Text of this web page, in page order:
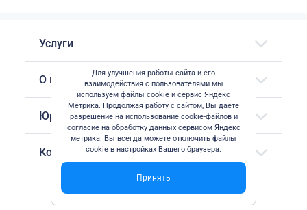
Услуги
О компании
Юридическая информация
Контактные данные
© ООО "СоцИнформТех" 2026
Для улучшения работы сайта и его
взаимодействия с пользователями мы
используем файлы cookie и сервис Яндекс
Метрика. Продолжая работу с сайтом, Вы даете
разрешение на использование cookie-файлов и
согласие на обработку данных сервисом Яндекс
метрика. Вы всегда можете отключить файлы
cookie в настройках Вашего браузера.
Принять